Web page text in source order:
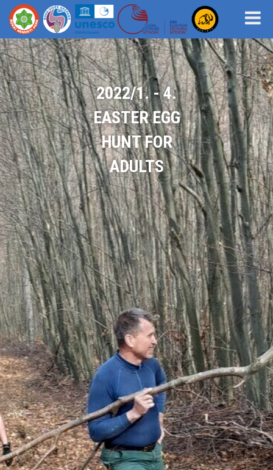
2022/1. - 4.
EASTER EGG
HUNT FOR
ADULTS